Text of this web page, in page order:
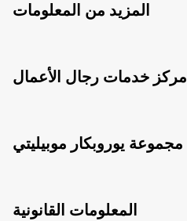
المزيد من المعلومات
مركز خدمات رجال الأعمال
مجموعة يوروبكار موبيليتي
المعلومات القانونية